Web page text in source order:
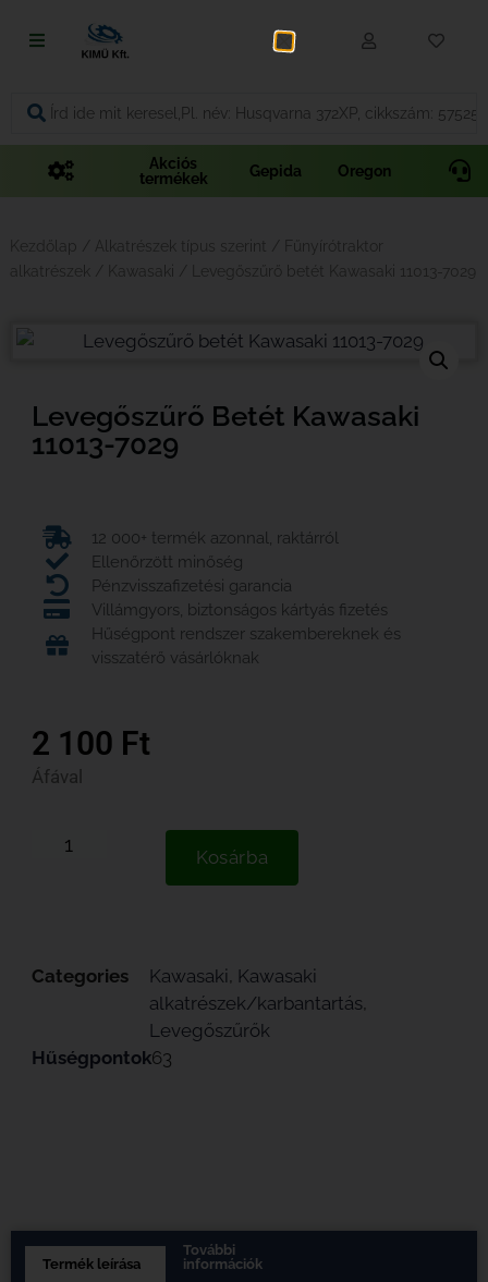
Akkumulátoros termékek
Talajápolás és tisztítás
Kenőanyagok és kannák
Tartozékok és kiegészítők
Akciós
termékek
Gepida Oregon
Kezdőlap Alkatrészek típus szerint
Fűnyírótraktor
alkatrészek
Kawasaki / Levegőszűrő betét Kawasaki 11013-7029
Levegőszűrő Betét Kawasaki
11013-7029
12 000+ termék azonnal, raktárról
Ellenőrzött minőség
Pénzvisszafizetési garancia
Villámgyors, biztonságos kártyás fizetés
Hűségpont rendszer szakembereknek és
visszatérő vásárlóknak
2 100 Ft
Áfával
Kosárba
Categories Kawasaki, Kawasaki
alkatrészek/karbantartás,
Levegőszűrők
Hűségpontok63
Termék leírása
További
információk